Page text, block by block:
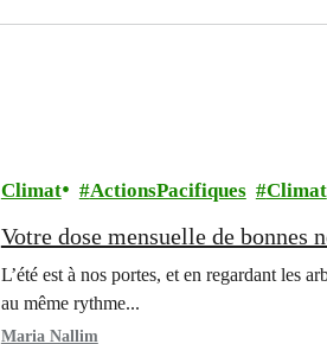
Climat ActionsPacifiques Climat
Votre dose mensuelle de bonnes
L’été est à nos portes, et en regardant les
au même rythme...
Maria Nallim